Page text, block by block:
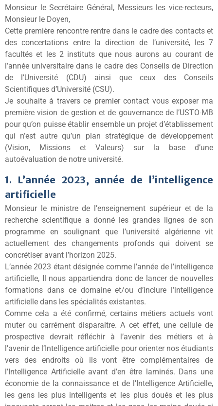
Monsieur le Secrétaire Général, Messieurs les vice-recteurs,
Monsieur le Doyen,
Cette première rencontre rentre dans le cadre des contacts et
des concertations entre la direction de l’université, les 7
facultés et les 2 instituts que nous aurons au courant de
l’année universitaire dans le cadre des Conseils de Direction
de l’Université (CDU) ainsi que ceux des Conseils
Scientifiques d’Université (CSU).
Je souhaite à travers ce premier contact vous exposer ma
première vision de gestion et de gouvernance de l’USTO-MB
pour qu’on puisse établir ensemble un projet d’établissement
qui n’est autre qu’un plan stratégique de développement
(Vision, Missions et Valeurs) sur la base d’une
autoévaluation de notre université.
1. L’année 2023, année de l’intelligence
artificielle
Monsieur le ministre de l’enseignement supérieur et de la
recherche scientifique a donné les grandes lignes de son
programme en soulignant que l’université algérienne vit
actuellement des changements profonds qui doivent se
concrétiser avant l’horizon 2025.
L’année 2023 étant désignée comme l’année de l’intelligence
artificielle, Il nous appartiendra donc de lancer de nouvelles
formations dans ce domaine et/ou d’inclure l’intelligence
artificielle dans les spécialités existantes.
Comme cela a été confirmé, certains métiers actuels vont
muter ou carrément disparaitre. A cet effet, une cellule de
prospective devrait réfléchir à l’avenir des métiers et à
l’avenir de l’Intelligence artificielle pour orienter nos étudiants
vers des endroits où ils vont être complémentaires de
l’Intelligence Artificielle avant d’en être laminés. Dans une
économie de la connaissance et de l’Intelligence Artificielle,
les gens les plus intelligents et les plus doués et les plus